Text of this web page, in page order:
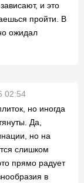
и это
пройти. В
ожидал
02:54
но иногда
Да,
но на
слишком
прямо радует
в